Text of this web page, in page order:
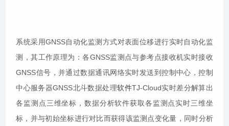
系统采用GNSS自动化监测方式对表面位移进行实时自动化监
测，其工作原理为：各GNSS监测点与参考点接收机实时接收
GNSS信号，并通过数据通讯网络实时发送到控制中心，控制
中心服务器GNSS北斗数据处理软件TJ-Cloud实时差分解算出
各监测点三维坐标，数据分析软件获取各监测点实时三维坐
标，并与初始坐标进行对比而获得该监测点变化量，同时分析